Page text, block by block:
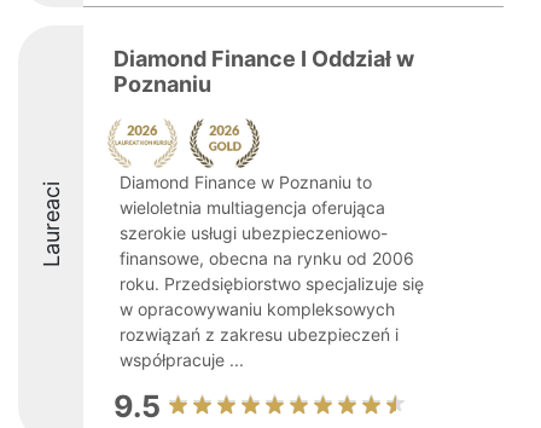
Laureaci
Diamond Finance I Oddział w
Poznaniu
Diamond Finance w Poznaniu to
wieloletnia multiagencja oferująca
szerokie usługi ubezpieczeniowo-
finansowe, obecna na rynku od 2006
roku. Przedsiębiorstwo specjalizuje się
w opracowywaniu kompleksowych
rozwiązań z zakresu ubezpieczeń i
współpracuje ...
9.5